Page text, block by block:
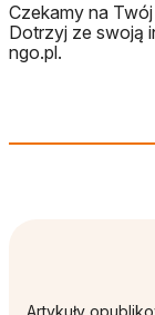
Czekamy na
Dotrzyj ze swoją
ngo.pl.
Artykuły